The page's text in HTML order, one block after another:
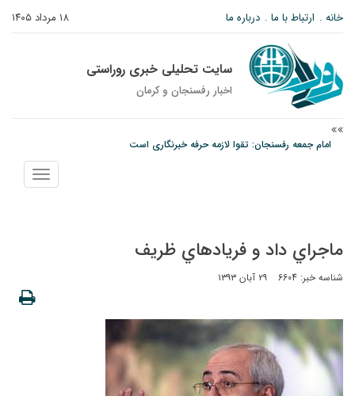
۱۸ مرداد ۱۴۰۵ خانه ارتباط با ما درباره ما
سایت تحلیلی خبری روراستی
اخبار رفسنجان و كرمان
امام جمعه رفسنجان: تقوا لازمه حرفه خبرنگاری است
پیش‌بینی هواشناسی برای استان کرمان؛ از وزش باد و گردوخاک تا رگبار و رعدوبرق
نمایش
منو
ماجراي داد و فريادهاي ظريف
شناسه خبر: 6604 ۲۹ آبان ۱۳۹۳